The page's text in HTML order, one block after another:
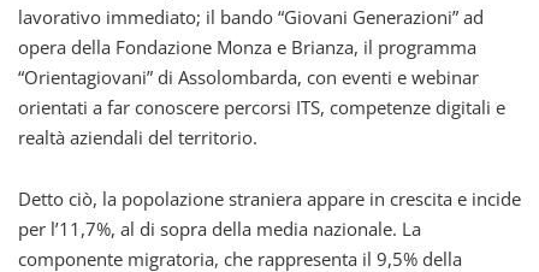
lavorativo immediato; il bando “Giovani Generazioni” ad
opera della Fondazione Monza e Brianza, il programma
“Orientagiovani” di Assolombarda, con eventi e webinar
orientati a far conoscere percorsi ITS, competenze digitali e
realtà aziendali del territorio.
Detto ciò, la popolazione straniera appare in crescita e incide
per l’11,7%, al di sopra della media nazionale. La
componente migratoria, che rappresenta il 9,5% della